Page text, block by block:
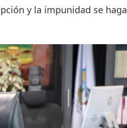
y la impunidad se haga